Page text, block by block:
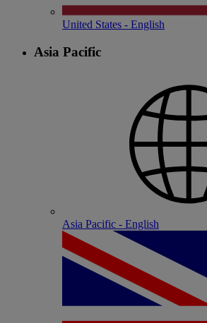
United States - English
Asia Pacific
Asia Pacific - English